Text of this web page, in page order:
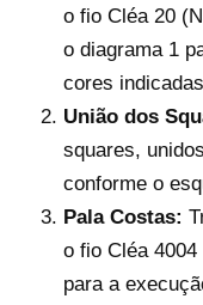
o fio Cléa 20
o diagrama 1
cores
União dos
squares,
conforme o
Pala Costas:
o fio Cléa
para a